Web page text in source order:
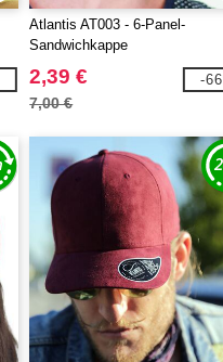
Atlantis AT003 - 6-Panel-
Sandwichkappe
2,39 €
7,00 €
-